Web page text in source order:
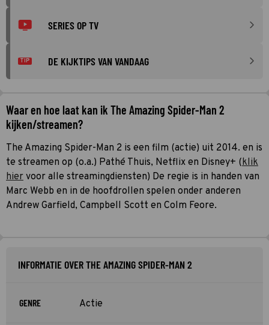
SERIES OP TV
TIP DE KIJKTIPS VAN VANDAAG
Waar en hoe laat kan ik The Amazing Spider-Man 2
kijken/streamen?
The Amazing Spider-Man 2 is een film (actie) uit 2014. en is
te streamen op (o.a.) Pathé Thuis, Netflix en Disney+ (klik
hier voor alle streamingdiensten) De regie is in handen van
Marc Webb en in de hoofdrollen spelen onder anderen
Andrew Garfield, Campbell Scott en Colm Feore.
INFORMATIE OVER THE AMAZING SPIDER-MAN 2
GENRE Actie